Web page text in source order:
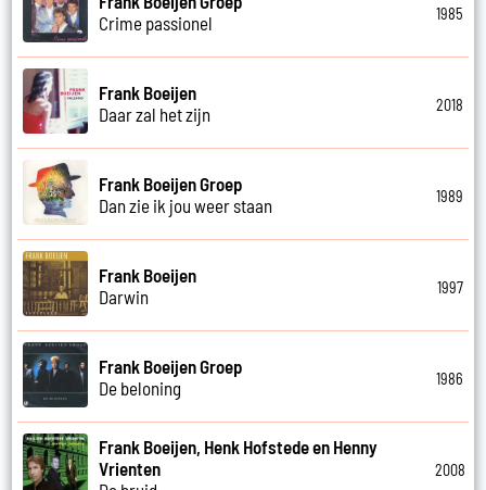
Crime passionel
1985
Frank Boeijen
Daar zal het zijn
2018
Frank Boeijen Groep
Dan zie ik jou weer staan
1989
Frank Boeijen
Darwin
1997
Frank Boeijen Groep
De beloning
1986
Frank Boeijen, Henk Hofstede en Henny
Vrienten
2008